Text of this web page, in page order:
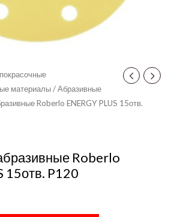
материалы/Абразивные
Roberlo ENERGY PLUS 15отв.
Roberlo
15отв. P120